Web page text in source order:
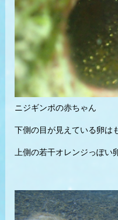
ニジギンポの赤ちゃん
下側の目が見えている卵は
上側の若干オレンジっぽい